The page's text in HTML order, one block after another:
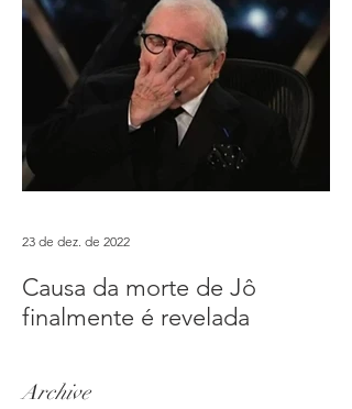
Causa da morte de Jô
finalmente é revelada
23 de dez. de 2022
Archive